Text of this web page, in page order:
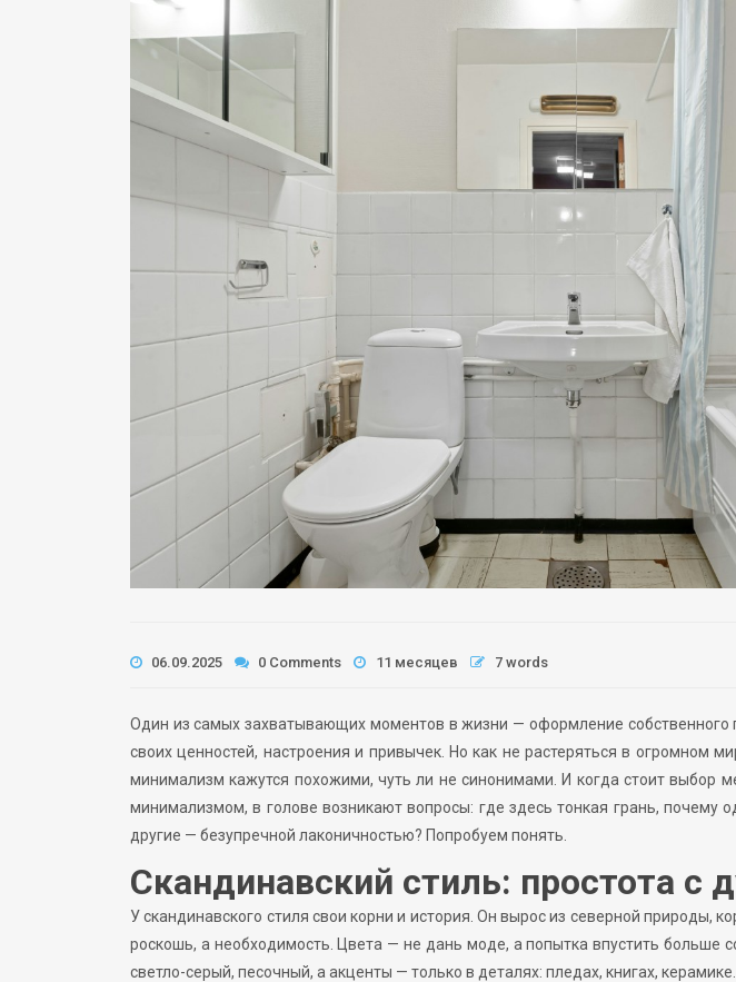
06.09.2025 0 Comments 11 месяцев 7 words
Один из самых захватывающих моментов в жизни — оформление собственного
своих ценностей, настроения и привычек. Но как не растеряться в огромном
минимализм кажутся похожими, чуть ли не синонимами. И когда стоит выбор
минимализмом, в голове возникают вопросы: где здесь тонкая грань, почему
другие — безупречной лаконичностью? Попробуем понять.
Скандинавский стиль: простота с
У скандинавского стиля свои корни и история. Он вырос из северной природы,
роскошь, а необходимость. Цвета — не дань моде, а попытка впустить больше
светло-серый, песочный, а акценты — только в деталях: пледах, книгах, керамике.